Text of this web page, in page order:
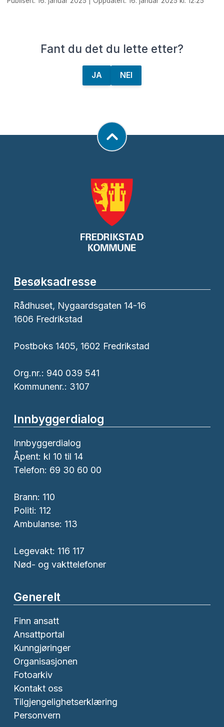
Fant du det du lette etter?
JA NEI
Besøksadresse
Rådhuset, Nygaardsgaten 14-16
1606 Fredrikstad
Postboks 1405, 1602 Fredrikstad
Org.nr.: 940 039 541
Kommunenr.: 3107
Innbyggerdialog
Innbyggerdialog
Åpent: kl 10 til 14
Telefon: 69 30 60 00
Brann: 110
Politi: 112
Ambulanse: 113
Legevakt: 116 117
Nød- og vakttelefoner
Generelt
Finn ansatt
Ansattportal
Kunngjøringer
Organisasjonen
Fotoarkiv
Kontakt oss
Tilgjengelighetserklæring
Personvern